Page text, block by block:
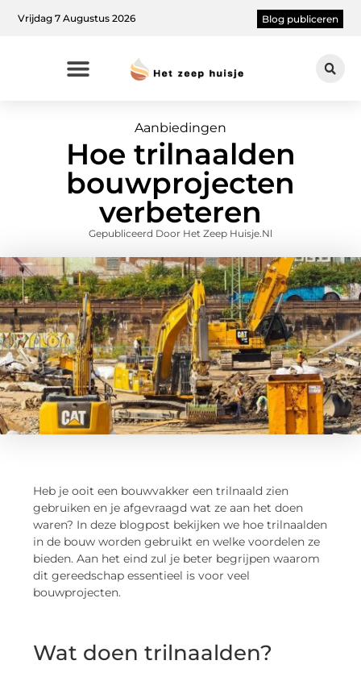
Vrijdag 7 Augustus 2026 Blog publiceren
Aanbiedingen
Hoe trilnaalden
bouwprojecten
verbeteren
Gepubliceerd Door Het Zeep Huisje.nl
Heb je ooit een bouwvakker een trilnaald zien
gebruiken en je afgevraagd wat ze aan het doen
waren? In deze blogpost bekijken we hoe trilnaalden
in de bouw worden gebruikt en welke voordelen ze
bieden. Aan het eind zul je beter begrijpen waarom
dit gereedschap essentieel is voor veel
bouwprojecten.
Wat doen trilnaalden?